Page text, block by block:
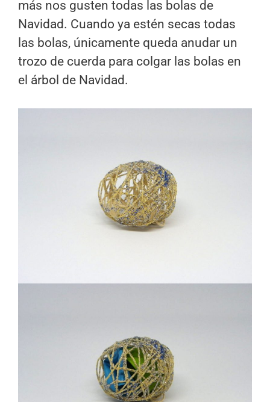
más nos gusten todas las bolas de
Navidad. Cuando ya estén secas todas
las bolas, únicamente queda anudar un
trozo de cuerda para colgar las bolas en
el árbol de Navidad.